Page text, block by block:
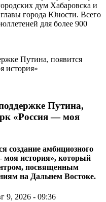
дум Хабаровска и
города Юности. Всего
для более 900
Путина,
«Россия — моя
создание амбициозного
моя история», который
посвященным
на Дальнем Востоке.
9, 2026 - 09:36